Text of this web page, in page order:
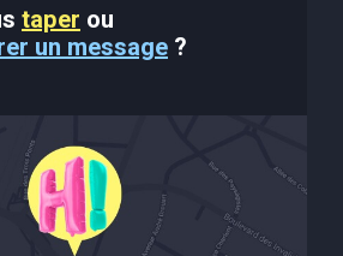
taper ou
un message ?